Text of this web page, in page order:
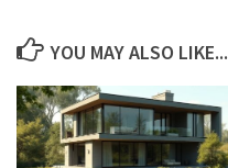
YOU MAY ALSO LIKE...